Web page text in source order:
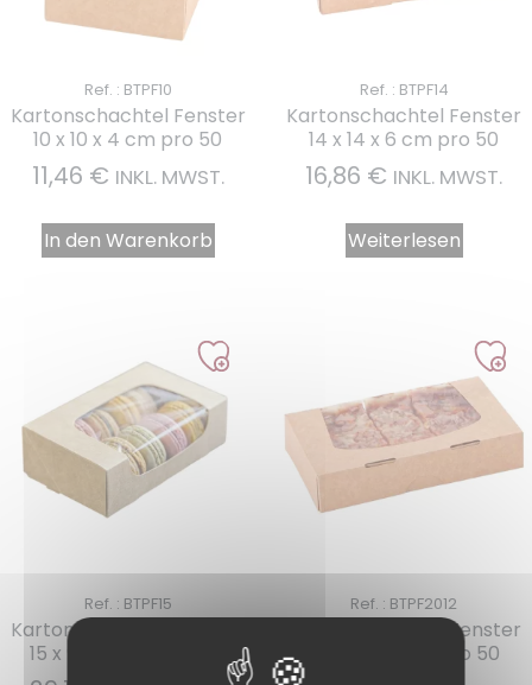
Ref. : BTPF10
Kartonschachtel Fenster
10 x 10 x 4 cm pro 50
11,46 € INKL. MWST.
In den Warenkorb
Ref. : BTPF14
Kartonschachtel Fenster
14 x 14 x 6 cm pro 50
16,86 € INKL. MWST.
Weiterlesen
Ref. : BTPF15
Kartonschachtel Fenster
15 x 9 x 4.5 cm pro 50
Ref. : BTPF2012
Kartonschachtel Fenster
20 x 12 x 4 cm pro 50